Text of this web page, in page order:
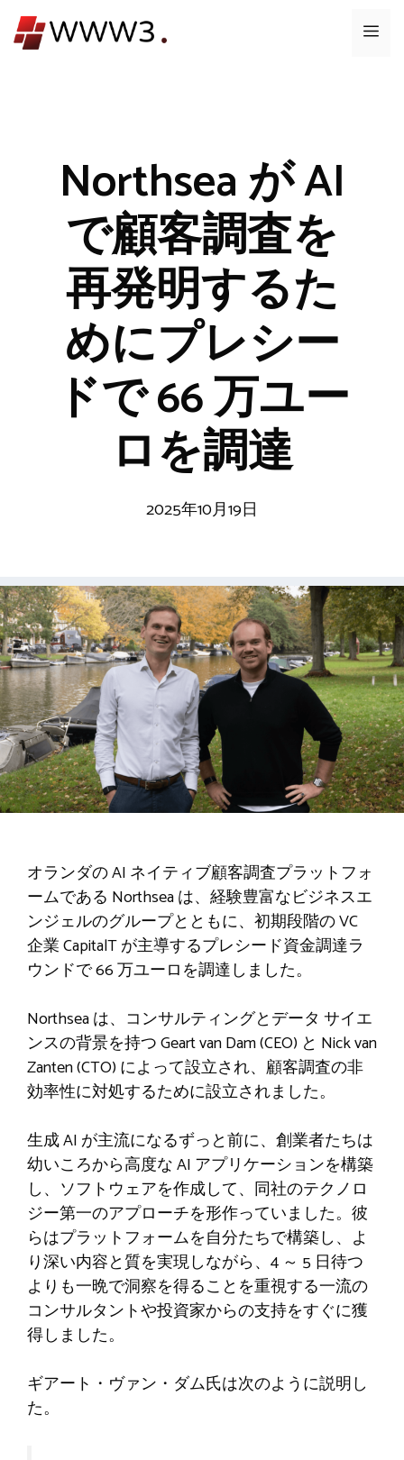
ン
メ
Northsea が AI
で顧客調査を
再発明するた
めにプレシー
ドで 66 万ユー
ロを調達
2025年10月19日
オランダの AI ネイティブ顧客調査プラットフォ
ームである Northsea は、経験豊富なビジネスエ
ンジェルのグループとともに、初期段階の VC
企業 CapitalT が主導するプレシード資金調達ラ
ウンドで 66 万ユーロを調達しました。
Northsea は、コンサルティングとデータ サイエ
ンスの背景を持つ Geart van Dam (CEO) と Nick van
Zanten (CTO) によって設立され、顧客調査の非
効率性に対処するために設立されました。
生成 AI が主流になるずっと前に、創業者たちは
幼いころから高度な AI アプリケーションを構築
し、ソフトウェアを作成して、同社のテクノロ
ジー第一のアプローチを形作っていました。彼
らはプラットフォームを自分たちで構築し、よ
り深い内容と質を実現しながら、4 ～ 5 日待つ
よりも一晩で洞察を得ることを重視する一流の
コンサルタントや投資家からの支持をすぐに獲
得しました。
ギアート・ヴァン・ダム氏は次のように説明し
た。